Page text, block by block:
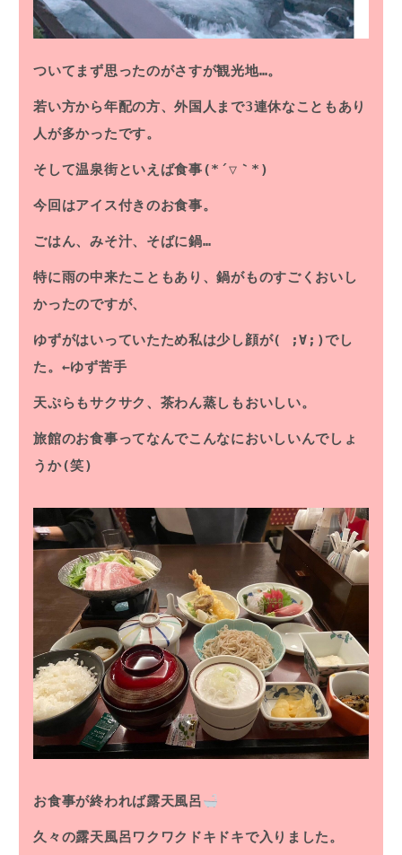
ついてまず思ったのがさすが観光地…。
若い方から年配の方、外国人まで3連休なこともあり
人が多かったです。
そして温泉街といえば食事(*´▽｀*)
今回はアイス付きのお食事。
ごはん、みそ汁、そばに鍋…
特に雨の中来たこともあり、鍋がものすごくおいし
かったのですが、
ゆずがはいっていたため私は少し顔が( ;∀;)でし
た。←ゆず苦手
天ぷらもサクサク、茶わん蒸しもおいしい。
旅館のお食事ってなんでこんなにおいしいんでしょ
うか(笑)
お食事が終われば露天風呂
久々の露天風呂ワクワクドキドキで入りました。